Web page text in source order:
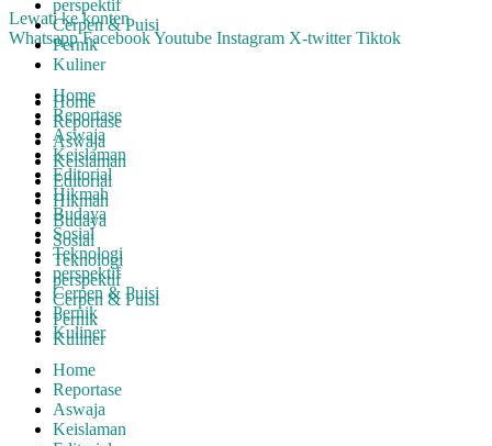
Lewati ke konten
Whatsapp FacebookYoutube Instagram X-twitter Tiktok
Home
Reportase
Aswaja
Keislaman
Editorial
Hikmah
Budaya
Sosial
Teknologi
perspektif
Cerpen & Puisi
Pernik
Kuliner
Home
Reportase
Aswaja
Keislaman
perspektif
Cerpen & Puisi
Pernik
Kuliner
Home
Reportase
Aswaja
Keislaman
Editorial
Hikmah
Budaya
Sosial
Teknologi
perspektif
Cerpen & Puisi
Pernik
Kuliner